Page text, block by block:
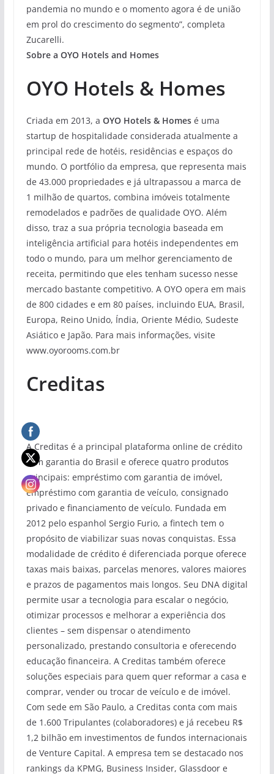
pandemia no mundo e o momento agora é de união
em prol do crescimento do segmento”, completa
Zucarelli.
Sobre a OYO Hotels and Homes
OYO Hotels & Homes
Criada em 2013, a OYO Hotels & Homes é uma
startup de hospitalidade considerada atualmente a
principal rede de hotéis, residências e espaços do
mundo. O portfólio da empresa, que representa mais
de 43.000 propriedades e já ultrapassou a marca de
1 milhão de quartos, combina imóveis totalmente
remodelados e padrões de qualidade OYO. Além
disso, traz a sua própria tecnologia baseada em
inteligência artificial para hotéis independentes em
todo o mundo, para um melhor gerenciamento de
receita, permitindo que eles tenham sucesso nesse
mercado bastante competitivo. A OYO opera em mais
de 800 cidades e em 80 países, incluindo EUA, Brasil,
Europa, Reino Unido, Índia, Oriente Médio, Sudeste
Asiático e Japão. Para mais informações, visite
www.oyorooms.com.br
Creditas
A Creditas é a principal plataforma online de crédito
com garantia do Brasil e oferece quatro produtos
principais: empréstimo com garantia de imóvel,
empréstimo com garantia de veículo, consignado
privado e financiamento de veículo. Fundada em
2012 pelo espanhol Sergio Furio, a fintech tem o
propósito de viabilizar suas novas conquistas. Essa
modalidade de crédito é diferenciada porque oferece
taxas mais baixas, parcelas menores, valores maiores
e prazos de pagamentos mais longos. Seu DNA digital
permite usar a tecnologia para escalar o negócio,
otimizar processos e melhorar a experiência dos
clientes – sem dispensar o atendimento
personalizado, prestando consultoria e oferecendo
educação financeira. A Creditas também oferece
soluções especiais para quem quer reformar a casa e
comprar, vender ou trocar de veículo e de imóvel.
Com sede em São Paulo, a Creditas conta com mais
de 1.600 Tripulantes (colaboradores) e já recebeu R$
1,2 bilhão em investimentos de fundos internacionais
de Venture Capital. A empresa tem se destacado nos
rankings da KPMG, Business Insider, Glassdoor e